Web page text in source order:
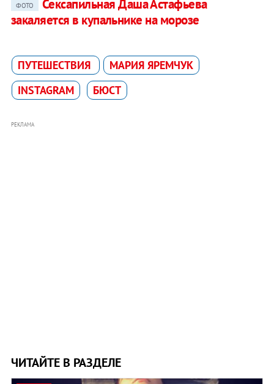
ФОТО
Сексапильная Даша Астафьева
закаляется в купальнике на морозе
ПУТЕШЕСТВИЯ
МАРИЯ ЯРЕМЧУК
INSTAGRAM
БЮСТ
РЕКЛАМА
ЧИТАЙТЕ В РАЗДЕЛЕ